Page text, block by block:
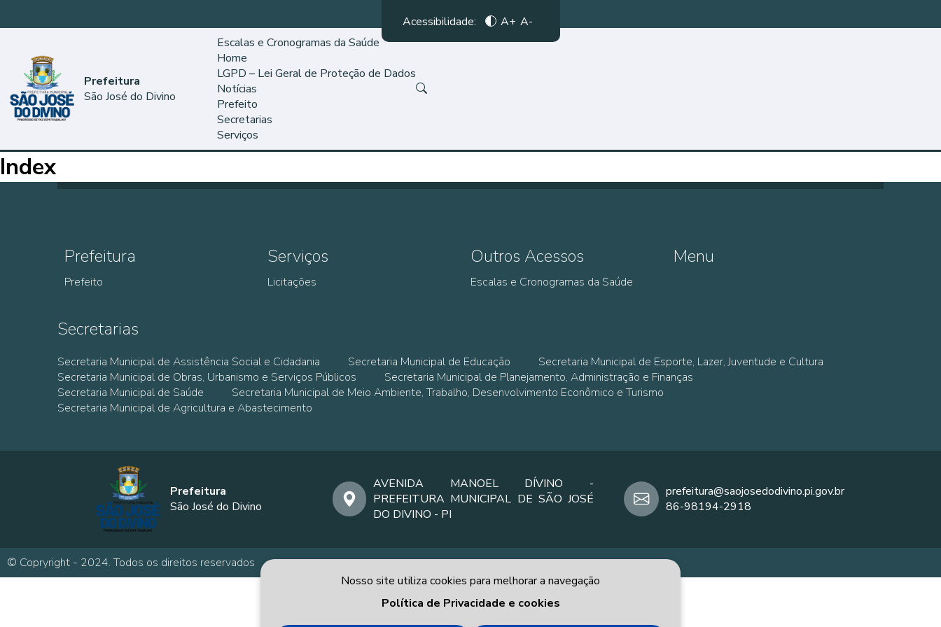
Acessibilidade: A+ A-
Prefeitura
São José do Divino
Escalas e Cronogramas da Saúde
Home
LGPD – Lei Geral de Proteção de Dados
Notícias
Prefeito
Secretarias
Serviços
Index
Prefeitura
Prefeito
Serviços
Licitações
Outros Acessos
Escalas e Cronogramas da Saúde
Menu
Secretarias
Secretaria Municipal de Assistência Social e Cidadania Secretaria Municipal de Educação
Secretaria Municipal de Esporte, Lazer, Juventude e Cultura
Secretaria Municipal de Obras, Urbanismo e Serviços Públicos
Secretaria Municipal de Planejamento, Administração e Finanças
Secretaria Municipal de Saúde
Secretaria Municipal de Meio Ambiente, Trabalho, Desenvolvimento Econômico e Turismo
Secretaria Municipal de Agricultura e Abastecimento
Prefeitura
São José do Divino
AVENIDA MANOEL DÍVINO -
PREFEITURA MUNICIPAL DE SÃO JOSÉ
DO DIVINO - PI
prefeitura@saojosedodivino.pi.gov.br
86-98194-2918
© Copryright - 2024. Todos os direitos reservados
Nosso site utiliza cookies para melhorar a navegação
Política de Privacidade e cookies